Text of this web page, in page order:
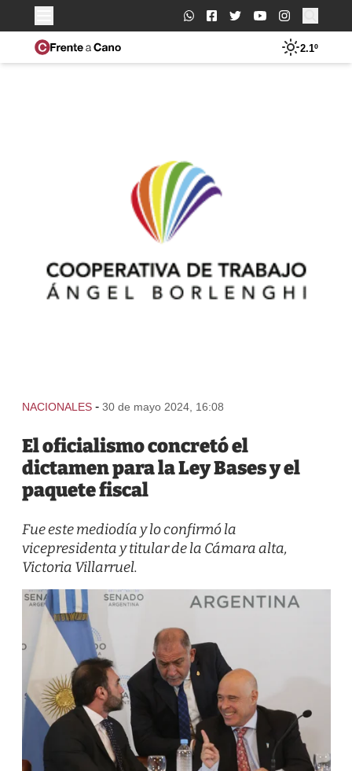
Buscar:
2.1º
NACIONALES - 30 de mayo 2024, 16:08
El oficialismo concretó el
dictamen para la Ley Bases y el
paquete fiscal
Fue este mediodía y lo confirmó la
vicepresidenta y titular de la Cámara alta,
Victoria Villarruel.